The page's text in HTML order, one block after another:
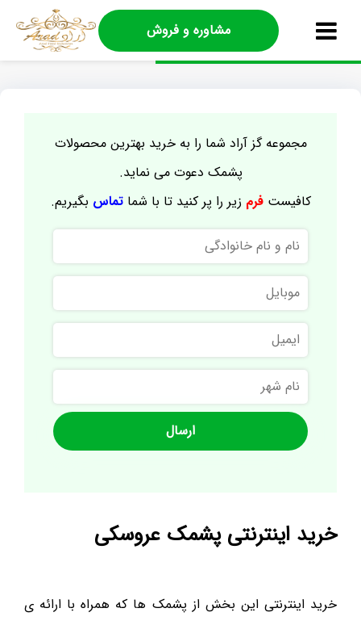
مشاوره و فروش
مجموعه گز آراد شما را به خرید بهترین محصولات
پشمک دعوت می نماید.
کافیستفرم زیر را پر کنید تا با شماتماس بگیریم.
نام
و
نام
خانوادگی
موبایل
ایمیل
نام
شهر
خرید اینترنتی پشمک عروسکی
خرید اینترنتی این بخش از پشمک ها که همراه با ارائه ی